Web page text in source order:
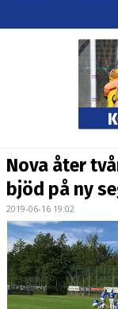
BILDGALLERI
DOKUMENT
KONTAKT
MATCHER
Nova åter
bjöd på ny
2019-06-16 19:02